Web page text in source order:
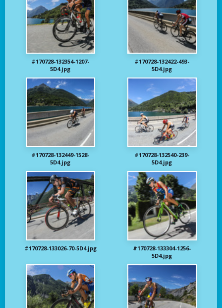
#170728-132354-1207-
5D4.jpg
#170728-132422-493-
5D4.jpg
#170728-132449-1528-
5D4.jpg
#170728-132540-239-
5D4.jpg
#170728-133026-70-5D4.jpg
#170728-133304-1256-
5D4.jpg